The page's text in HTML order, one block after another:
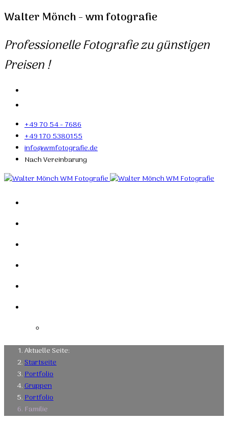
Walter Mönch - wm fotografie
Professionelle Fotografie zu günstigen
Preisen !
+49 70 54 - 7686
+49 170 5380155
info@wmfotografie.de
Nach Vereinbarung
Aktuelle Seite:
Startseite
Portfolio
Gruppen
Portfolio
Familie